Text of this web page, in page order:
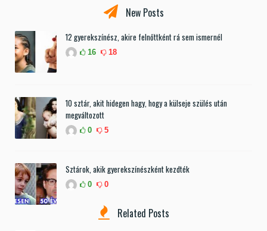
New Posts
12 gyerekszínész, akire felnőttként rá sem ismernél
16 18
10 sztár, akit hidegen hagy, hogy a külseje szülés után
megváltozott
0 5
Sztárok, akik gyerekszínészként kezdték
0 0
Related Posts